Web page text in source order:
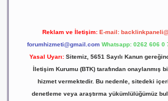
Reklam ve İletişim: E-mail:
forumhizmeti@gmail.com Whatsapp: 0262 606 0
Yasal Uyarı: Sitemiz, 5651 Sayılı Kanun
İletişim Kurumu (BTK) tarafından onaylanmış
hizmet vermektedir. Bu nedenle, sitedeki
denetleme veya araştırma yükümlülüğümüz